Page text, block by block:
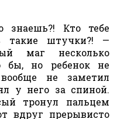
Кто тебе
такие штучки?! —
маг несколько
бы, но ребенок не
не заметил
у него за спиной.
тронул пальцем
вдруг прерывисто